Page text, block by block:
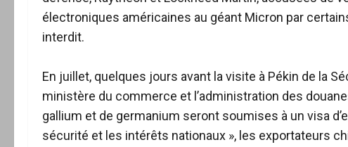
électroniques américaines au géant Micron par
interdit.
En juillet, quelques jours avant la visite à Pékin de la
ministère du commerce et l’administration des
gallium et de germanium seront soumises à un visa
sécurité et les intérêts nationaux », les exportateurs